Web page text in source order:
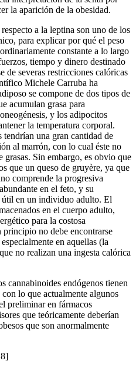
la aparición de la obesidad.
a la leptina son uno de los
para explicar por qué el peso
constante a lo largo
tiempo y dinero destinado
de severas restricciones calóricas
Michele Carruba ha
se compone de dos tipos de
acumulan grasa para
y los adipocitos
la temperatura corporal.
tendrían una gran cantidad de
al marrón, con lo cual éste no
grasas. Sin embargo, es obvio que
que un queso de gruyère, ya que
comprende la progresiva
en el feto, y su
útil en un individuo adulto. El
en el cuerpo adulto,
para la costosa
principio no debe encontrarse
en aquellas (la
no realizan una ingesta calórica
cannabinoides endógenos tienen
lo que actualmente algunos
preliminar en fármacos
que teóricamente deberían
que son anormalmente